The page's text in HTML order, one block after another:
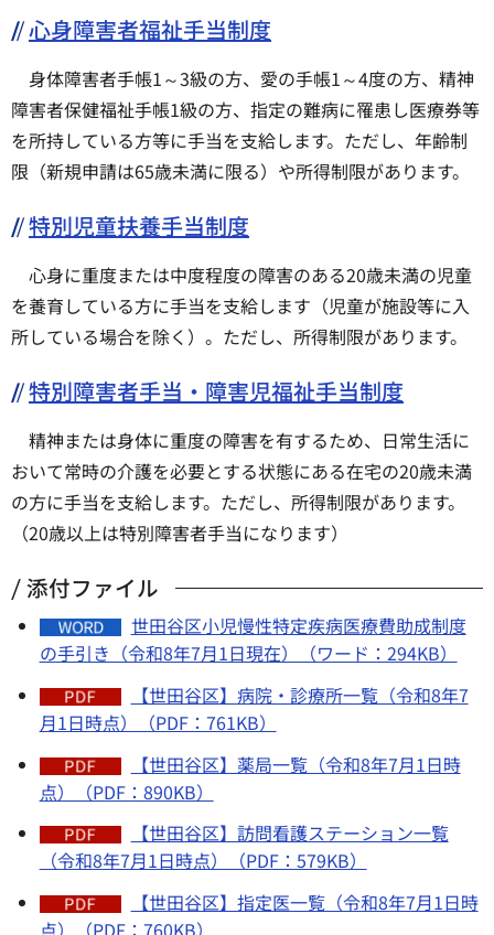
心身障害者福祉手当制度
身体障害者手帳1～3級の方、愛の手帳1～4度の方、精神
障害者保健福祉手帳1級の方、指定の難病に罹患し医療券等
を所持している方等に手当を支給します。ただし、年齢制
限（新規申請は65歳未満に限る）や所得制限があります。
特別児童扶養手当制度
心身に重度または中度程度の障害のある20歳未満の児童
を養育している方に手当を支給します（児童が施設等に入
所している場合を除く）。ただし、所得制限があります。
特別障害者手当・障害児福祉手当制度
精神または身体に重度の障害を有するため、日常生活に
おいて常時の介護を必要とする状態にある在宅の20歳未満
の方に手当を支給します。ただし、所得制限があります。
（20歳以上は特別障害者手当になります）
添付ファイル
世田谷区小児慢性特定疾病医療費助成制度
の手引き（令和8年7月1日現在）（ワード：294KB）
【世田谷区】病院・診療所一覧（令和8年7
月1日時点）（PDF：761KB）
【世田谷区】薬局一覧（令和8年7月1日時
点）（PDF：890KB）
【世田谷区】訪問看護ステーション一覧
（令和8年7月1日時点）（PDF：579KB）
【世田谷区】指定医一覧（令和8年7月1日時